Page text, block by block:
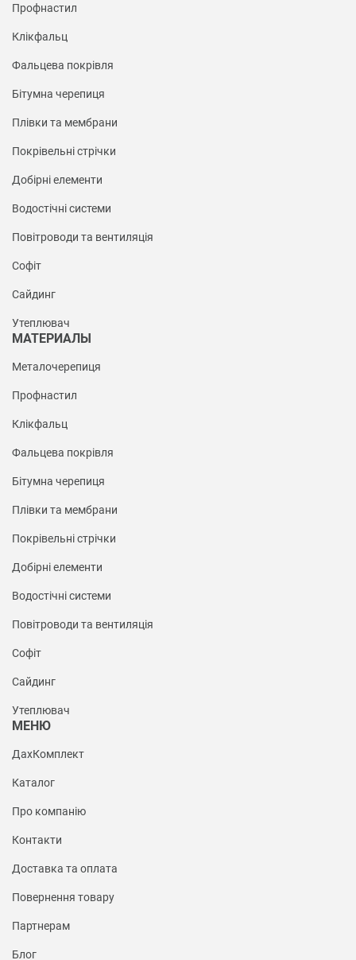
Профнастил
Клікфальц
Фальцева покрівля
Бітумна черепиця
Плівки та мембрани
Покрівельні стрічки
Добірні елементи
Водостічні системи
Повітроводи та вентиляція
Софіт
Сайдинг
Утеплювач
МАТЕРИАЛЫ
Металочерепиця
Профнастил
Клікфальц
Фальцева покрівля
Бітумна черепиця
Плівки та мембрани
Покрівельні стрічки
Добірні елементи
Водостічні системи
Повітроводи та вентиляція
Софіт
Сайдинг
Утеплювач
МЕНЮ
ДахКомплект
Каталог
Про компанію
Контакти
Доставка та оплата
Повернення товару
Партнерам
Блог